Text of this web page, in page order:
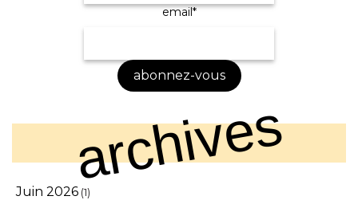
email*
abonnez-vous
archives
Juin 2026 (1)